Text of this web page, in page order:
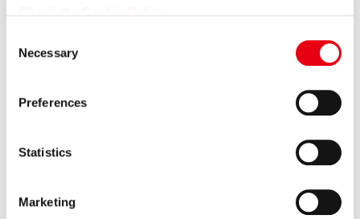
Necessary
Preferences
Statistics
Marketing
【掲載情報】日本経済新聞 電子版「Leader’s Voice」にて当
2026.06.15
【カープレミア×ポケットカード】オートクレジットと同時